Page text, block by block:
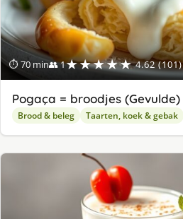
⏱ 70 min👥 1★★★★★ 4.62 (101)
Pogaça = broodjes (Gevulde)
Brood & beleg Taarten, koek & gebak